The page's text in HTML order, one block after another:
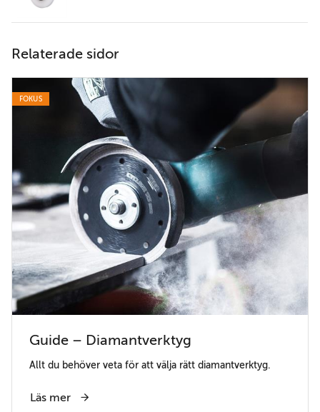
Relaterade sidor
FOKUS
Guide – Diamantverktyg
Allt du behöver veta för att välja rätt diamantverktyg.
Läs mer